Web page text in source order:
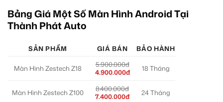
Bảng Giá Một Số Màn Hình Android Tại
Thành Phát Auto
SẢN PHẨM GIÁ BÁN BẢO HÀNH
Màn Hình Zestech Z18
5.900.000đ
4.900.000đ
18 Tháng
Màn Hình Zestech Z100
8.400.000đ
7.400.000đ
24 Tháng